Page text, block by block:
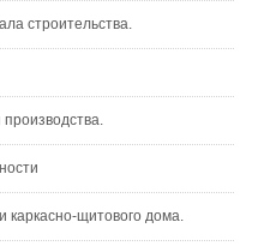
строительства.
каркасно-щитового дома.